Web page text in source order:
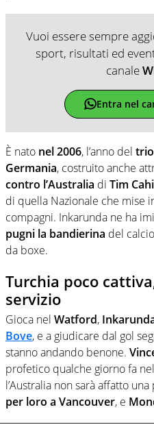
Vuoi essere sempre
sport, risultati ed
canale
Entra nel
È nato nel 2006, l’anno del
Germania, costruito anche
contro l’Australia di Tim
di quella Nazionale che mise
compagni. Inkarunda ne ha
pugni la bandierina del
da boxe.
Turchia poco
servizio
Gioca nel Watford,
Bove, e a giudicare dal gol
stanno andando benone.
profetico qualche giorno fa
l’Australia non sarà affatto
per loro a Vancouver, e